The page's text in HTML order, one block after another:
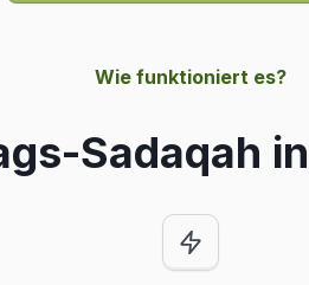
Wie funktioniert es?
Sadaqah